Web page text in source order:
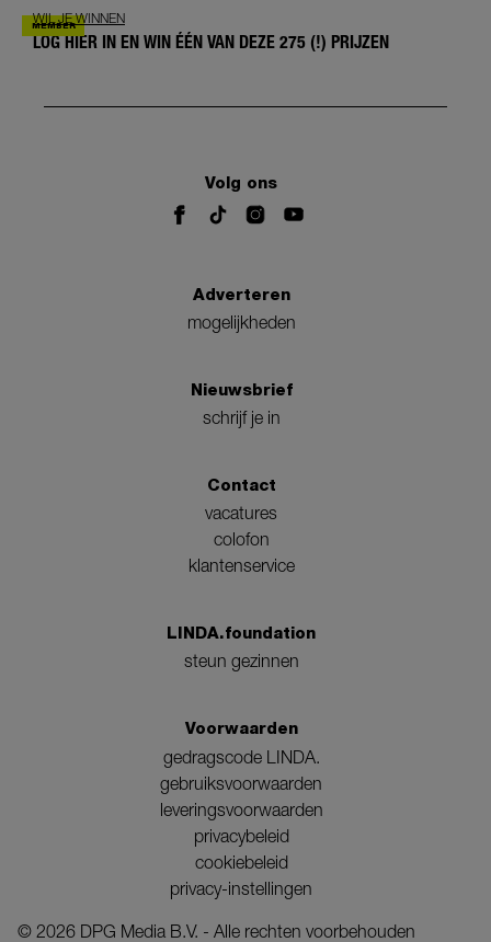
WIL JE WINNEN
LOG HIER IN EN WIN ÉÉN VAN DEZE 275 (!) PRIJZEN
Volg ons
Adverteren
mogelijkheden
Nieuwsbrief
schrijf je in
Contact
vacatures
colofon
klantenservice
LINDA.foundation
steun gezinnen
Voorwaarden
gedragscode LINDA.
gebruiksvoorwaarden
leveringsvoorwaarden
privacybeleid
cookiebeleid
privacy-instellingen
© 2026 DPG Media B.V. - Alle rechten voorbehouden